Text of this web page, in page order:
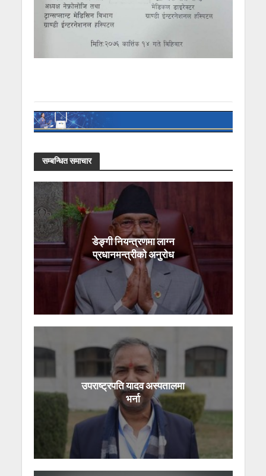
सम्बन्धित समाचार
डेङ्गी नियन्त्रणमा लाग्न
प्रधानमन्त्रीको अनुरोध
उपराष्ट्रपति यादव अस्पतालमा
भर्ना